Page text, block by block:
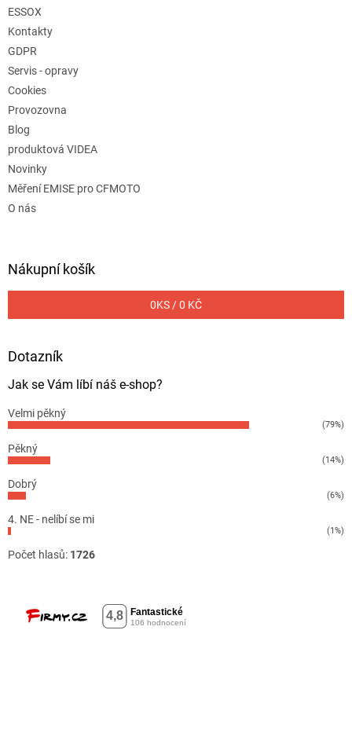
ESSOX
Kontakty
GDPR
Servis - opravy
Cookies
Provozovna
Blog
produktová VIDEA
Novinky
Měření EMISE pro CFMOTO
O nás
Nákupní košík
0KS /0 KČ
Dotazník
Jak se Vám líbí náš e-shop?
Velmi pěkný
(79%)
Pěkný
(14%)
Dobrý
(6%)
4. NE - nelíbí se mi
(1%)
Počet hlasů: 1726